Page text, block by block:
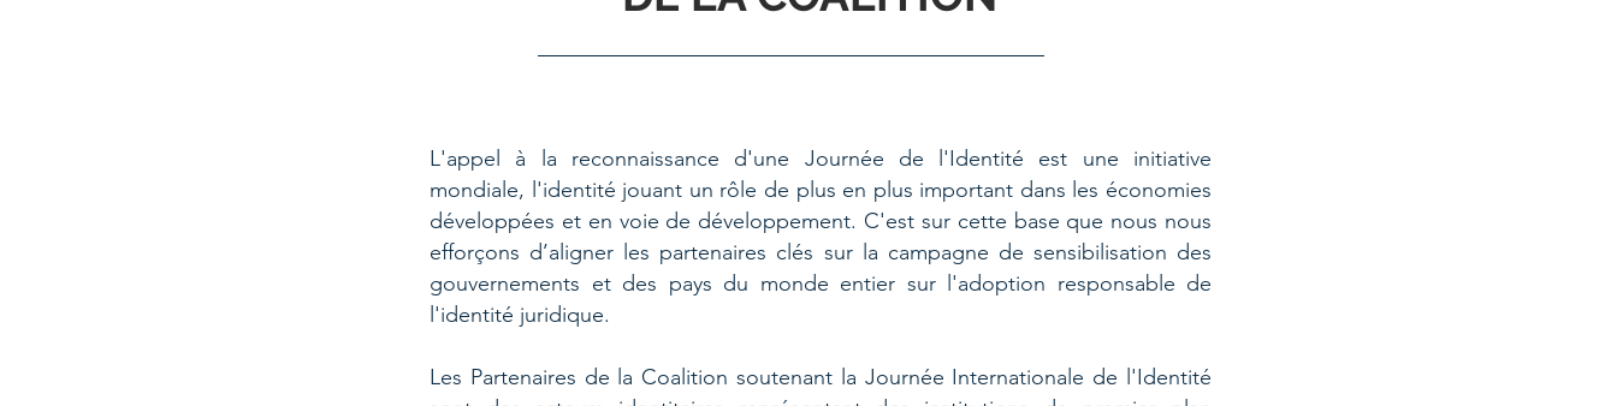
L'appel à la reconnaissance d'une Journée de l'Identité est une initiative
mondiale, l'identité jouant un rôle de plus en plus important dans les économies
développées et en voie de développement. C'est sur cette base que nous nous
efforçons d’aligner les partenaires clés sur la campagne de sensibilisation des
gouvernements et des pays du monde entier sur l'adoption responsable de
l'identité juridique.
Les Partenaires de la Coalition soutenant la Journée Internationale de l'Identité